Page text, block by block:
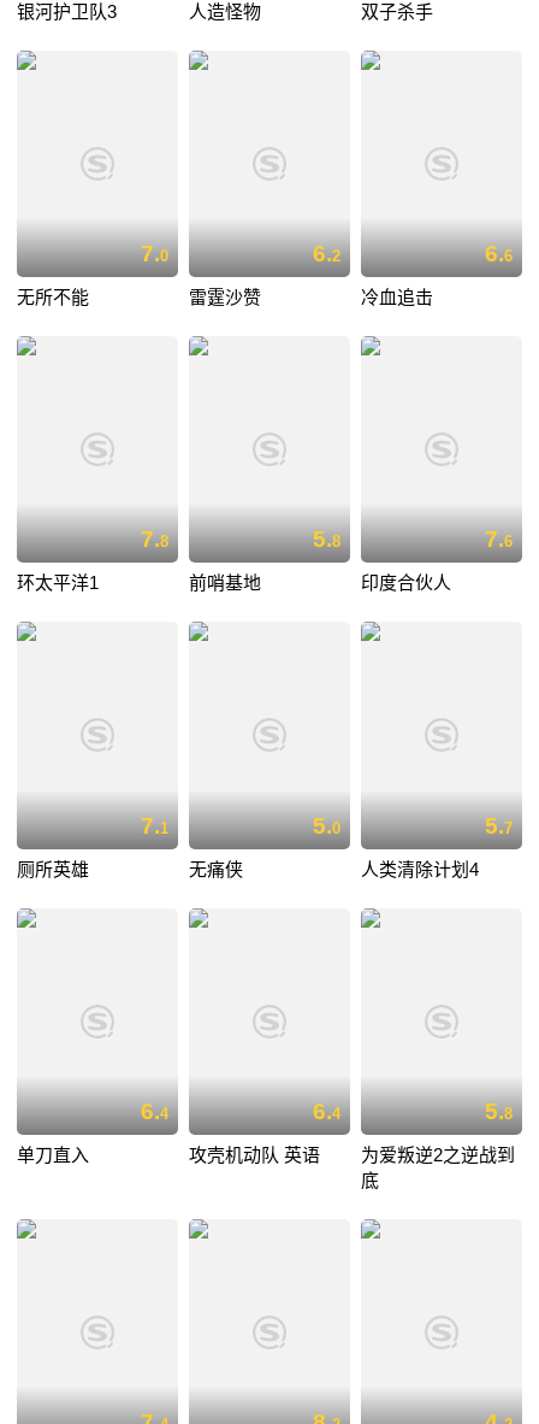
银河护卫队3 人造怪物 双子杀手
7.0
无所不能
6.2
雷霆沙赞
6.6
冷血追击
7.8
环太平洋1
5.8
前哨基地
7.6
印度合伙人
7.1
厕所英雄
5.0
无痛侠
5.7
人类清除计划4
6.4
单刀直入
6.4
攻壳机动队 英语
5.8
为爱叛逆2之逆战到
底